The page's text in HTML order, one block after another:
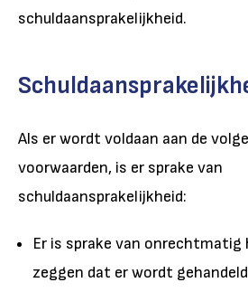
schuldaansprakelijkheid.
Als er wordt voldaan aan de
voorwaarden, is er sprake van
schuldaansprakelijkheid:
Er is sprake van onrechtmatig
zeggen dat er wordt